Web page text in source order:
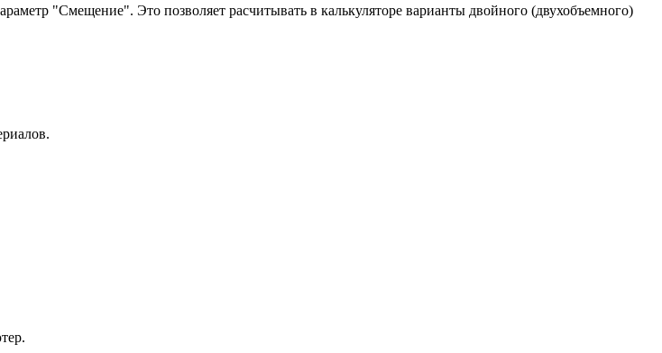
"Смещение". Это позволяет расчитывать в калькуляторе варианты двойного (двухобъемного)